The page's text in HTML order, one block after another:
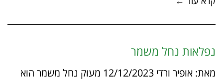
נפלאות נחל משמר
מאת: אופיר ורדי 12/12/2023 מעוק נחל משמר הוא